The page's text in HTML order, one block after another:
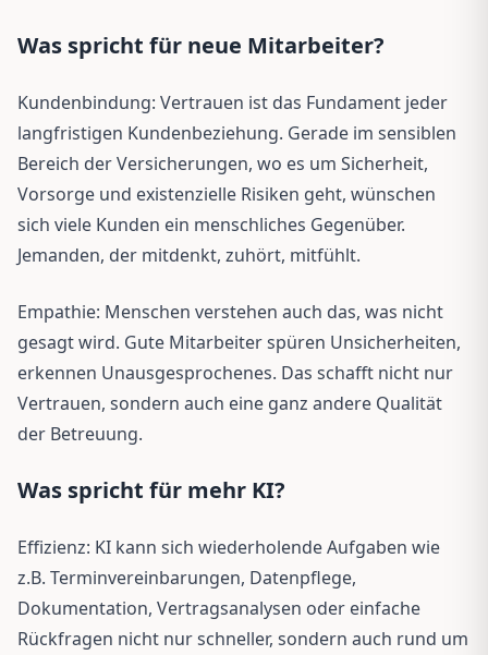
Was spricht für neue Mitarbeiter?
Kundenbindung: Vertrauen ist das Fundament jeder
langfristigen Kundenbeziehung. Gerade im sensiblen
Bereich der Versicherungen, wo es um Sicherheit,
Vorsorge und existenzielle Risiken geht, wünschen
sich viele Kunden ein menschliches Gegenüber.
Jemanden, der mitdenkt, zuhört, mitfühlt.
Empathie: Menschen verstehen auch das, was nicht
gesagt wird. Gute Mitarbeiter spüren Unsicherheiten,
erkennen Unausgesprochenes. Das schafft nicht nur
Vertrauen, sondern auch eine ganz andere Qualität
der Betreuung.
Was spricht für mehr KI?
Effizienz: KI kann sich wiederholende Aufgaben wie
z.B. Terminvereinbarungen, Datenpflege,
Dokumentation, Vertragsanalysen oder einfache
Rückfragen nicht nur schneller, sondern auch rund um